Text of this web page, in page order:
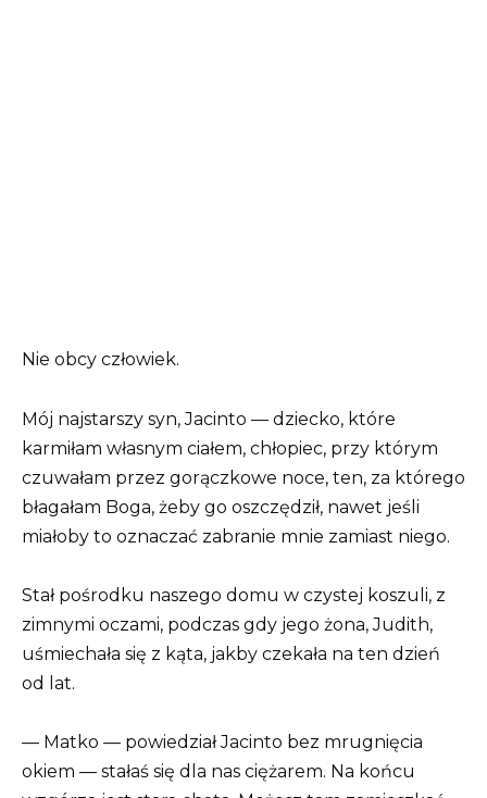
Nie obcy człowiek.
Mój najstarszy syn, Jacinto — dziecko, które
karmiłam własnym ciałem, chłopiec, przy którym
czuwałam przez gorączkowe noce, ten, za którego
błagałam Boga, żeby go oszczędził, nawet jeśli
miałoby to oznaczać zabranie mnie zamiast niego.
Stał pośrodku naszego domu w czystej koszuli, z
zimnymi oczami, podczas gdy jego żona, Judith,
uśmiechała się z kąta, jakby czekała na ten dzień
od lat.
— Matko — powiedział Jacinto bez mrugnięcia
okiem — stałaś się dla nas ciężarem. Na końcu